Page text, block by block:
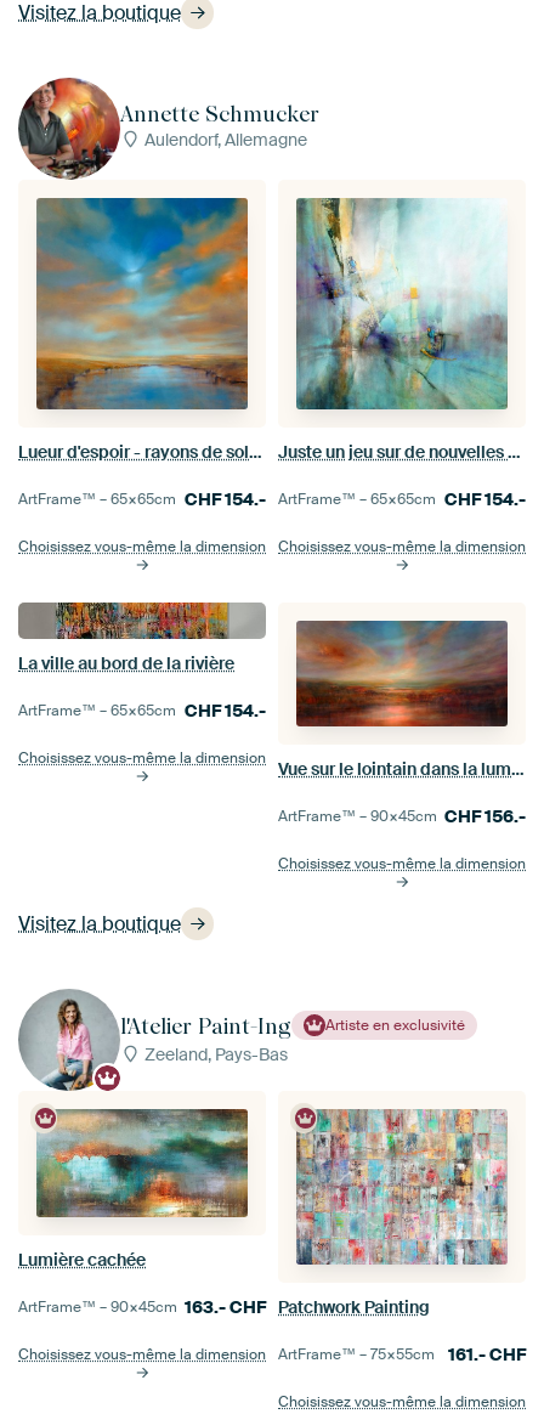
Visitez la boutique
Annette Schmucker
Aulendorf, Allemagne
Visitez la boutique
Lueur d'espoir - rayons de soleil et nuages
ArtFrame™ –65×65cm CHF154.-
Choisissez vous-même la dimension
Juste un jeu sur de nouvelles voies - Rêves en turquoise
ArtFrame™ –65×65cm CHF154.-
Choisissez vous-même la dimension
La ville au bord de la rivière
ArtFrame™ –65×65cm CHF154.-
Choisissez vous-même la dimension Vue sur le lointain dans la lumière rougeoyante du soir
ArtFrame™ –90×45cm CHF156.-
Choisissez vous-même la dimension
l'Atelier Paint-Ing Artiste en exclusivité
Zeeland, Pays-Bas
Lumière cachée
ArtFrame™ –90×45cm 163.-CHF
Choisissez vous-même la dimension
Patchwork Painting
ArtFrame™ –75×55cm 161.-CHF
Choisissez vous-même la dimension